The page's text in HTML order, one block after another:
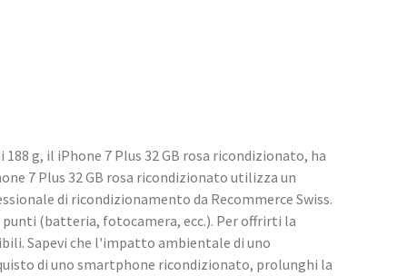
g, il iPhone 7 Plus 32 GB rosa ricondizionato, ha
7 Plus 32 GB rosa ricondizionato utilizza un
di ricondizionamento da Recommerce Swiss.
(batteria, fotocamera, ecc.). Per offrirti la
Sapevi che l'impatto ambientale di uno
di uno smartphone ricondizionato, prolunghi la